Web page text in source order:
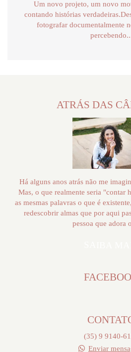
Um novo projeto, um novo
contando histórias
fotografar documentalmente
ATRÁS DAS
Há alguns anos atrás não me
Mas, o que realmente seria "contar
as mesmas palavras o que é
redescobrir almas que por aqui
pessoa que adora
(35) 9 9140-
Enviar